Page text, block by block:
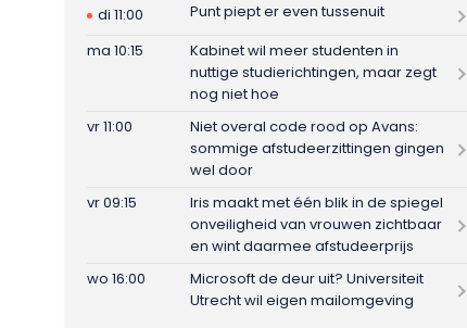
di 11:00
Punt piept er even tussenuit
ma 10:15
Kabinet wil meer studenten in
nuttige studierichtingen, maar zegt
nog niet hoe
vr 11:00
Niet overal code rood op Avans:
sommige afstudeerzittingen gingen
wel door
vr 09:15
Iris maakt met één blik in de spiegel
onveiligheid van vrouwen zichtbaar
en wint daarmee afstudeerprijs
wo 16:00
Microsoft de deur uit? Universiteit
Utrecht wil eigen mailomgeving